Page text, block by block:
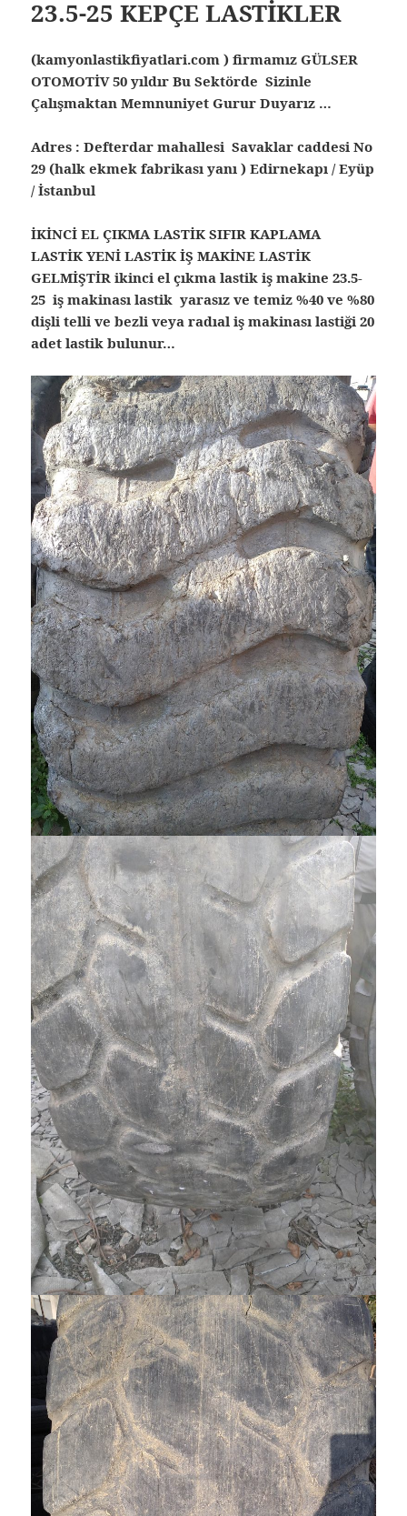
23.5-25 KEPÇE LASTİKLER
(kamyonlastikfiyatlari.com ) firmamız GÜLSER
OTOMOTİV 50 yıldır Bu Sektörde Sizinle
Çalışmaktan Memnuniyet Gurur Duyarız …
Adres : Defterdar mahallesi Savaklar caddesi No
29 (halk ekmek fabrikası yanı ) Edirnekapı / Eyüp
/ İstanbul
İKİNCİ EL ÇIKMA LASTİK SIFIR KAPLAMA
LASTİK YENİ LASTİK İŞ MAKİNE LASTİK
GELMİŞTİR ikinci el çıkma lastik iş makine 23.5-
25 iş makinası lastik yarasız ve temiz %40 ve %80
dişli telli ve bezli veya radıal iş makinası lastiği 20
adet lastik bulunur…